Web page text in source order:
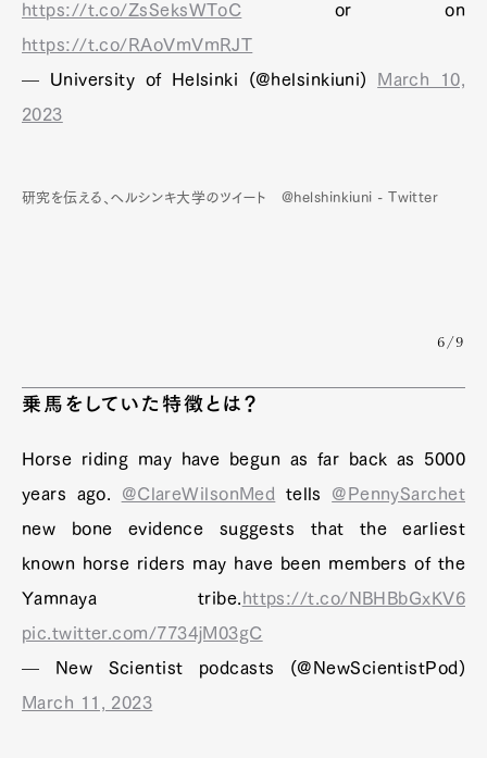
https://t.co/ZsSeksWToC or on
https://t.co/RAoVmVmRJT
— University of Helsinki (@helsinkiuni)
March 10,
2023
研究を伝える、ヘルシンキ大学のツイート @helshinkiuni - Twitter
6/9
乗馬をしていた特徴とは？
Horse riding may have begun as far back as 5000
years ago. @ClareWilsonMed tells @PennySarchet
new bone evidence suggests that the earliest
known horse riders may have been members of the
Yamnaya tribe. https://t.co/NBHBbGxKV6
pic.twitter.com/7734jM03gC
— New Scientist podcasts (@NewScientistPod)
March 11, 2023